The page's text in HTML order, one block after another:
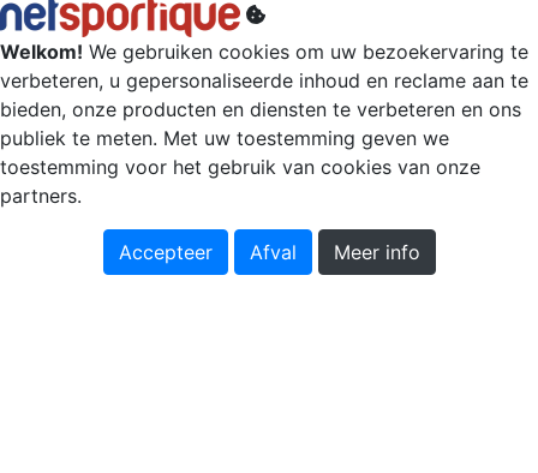
Welkom! We gebruiken cookies om uw bezoekervaring te
verbeteren, u gepersonaliseerde inhoud en reclame aan te
bieden, onze producten en diensten te verbeteren en ons
publiek te meten. Met uw toestemming geven we
toestemming voor het gebruik van cookies van onze
partners.
Accepteer Afval Meer info